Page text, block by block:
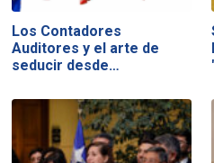
Los Contadores
Auditores y el arte de
seducir desde…